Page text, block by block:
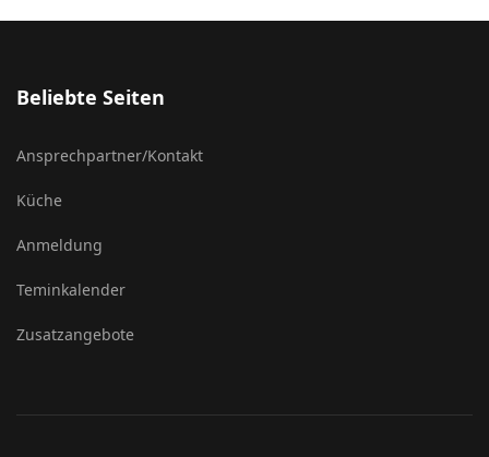
Beliebte Seiten
Ansprechpartner/Kontakt
Küche
Anmeldung
Teminkalender
Zusatzangebote